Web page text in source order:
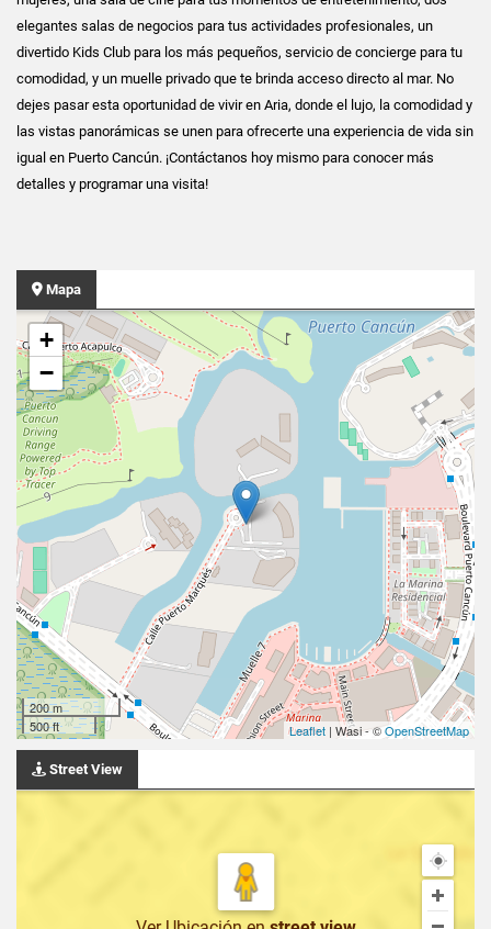
elegantes salas de negocios para tus actividades profesionales, un
divertido Kids Club para los más pequeños, servicio de concierge para tu
comodidad, y un muelle privado que te brinda acceso directo al mar. No
dejes pasar esta oportunidad de vivir en Aria, donde el lujo, la comodidad y
las vistas panorámicas se unen para ofrecerte una experiencia de vida sin
igual en Puerto Cancún. ¡Contáctanos hoy mismo para conocer más
detalles y programar una visita!
Mapa
+
−
200 m
500 ft
Leaflet | Wasi - ©OpenStreetMap
Street View